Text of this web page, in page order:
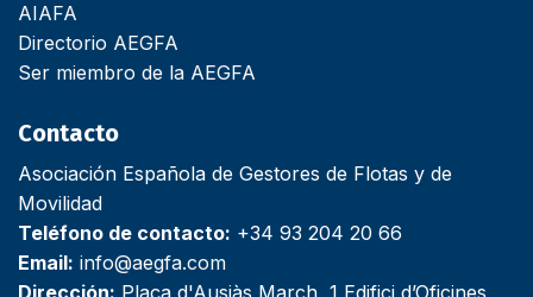
AIAFA
Directorio AEGFA
Ser miembro de la AEGFA
Contacto
Asociación Española de Gestores de Flotas y de
Movilidad
Teléfono de contacto: +34 93 204 20 66
Email: info@aegfa.com